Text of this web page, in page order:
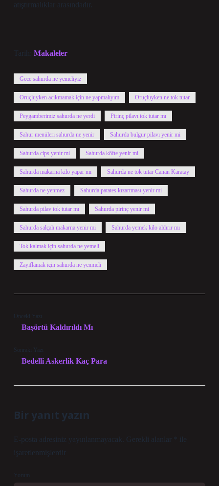
atıştırmalıklar arasındadır.
Tarih: Makaleler
Gece sahurda ne yemeliyiz
Oruçluyken acıkmamak için ne yapmalıyım Oruçluyken ne tok tutar
Peygamberimiz sahurda ne yerdi Pirinç pilavı tok tutar mı
Sahur menüleri sahurda ne yenir Sahurda bulgur pilavı yenir mi
Sahurda cips yenir mi Sahurda köfte yenir mi
Sahurda makarna kilo yapar mı Sahurda ne tok tutar Canan Karatay
Sahurda ne yenmez Sahurda patates kızartması yenir mi
Sahurda pilav tok tutar mı Sahurda pirinç yenir mi
Sahurda salçalı makarna yenir mi Sahurda yemek kilo aldırır mı
Tok kalmak için sahurda ne yemeli
Zayıflamak için sahurda ne yenmeli
Önceki Yazı
Başörtü Kaldırıldı Mı
Sonraki Yazı
Bedelli Askerlik Kaç Para
Bir yanıt yazın
E-posta adresiniz yayınlanmayacak. Gerekli alanlar
ile
işaretlenmişlerdir
Yorum